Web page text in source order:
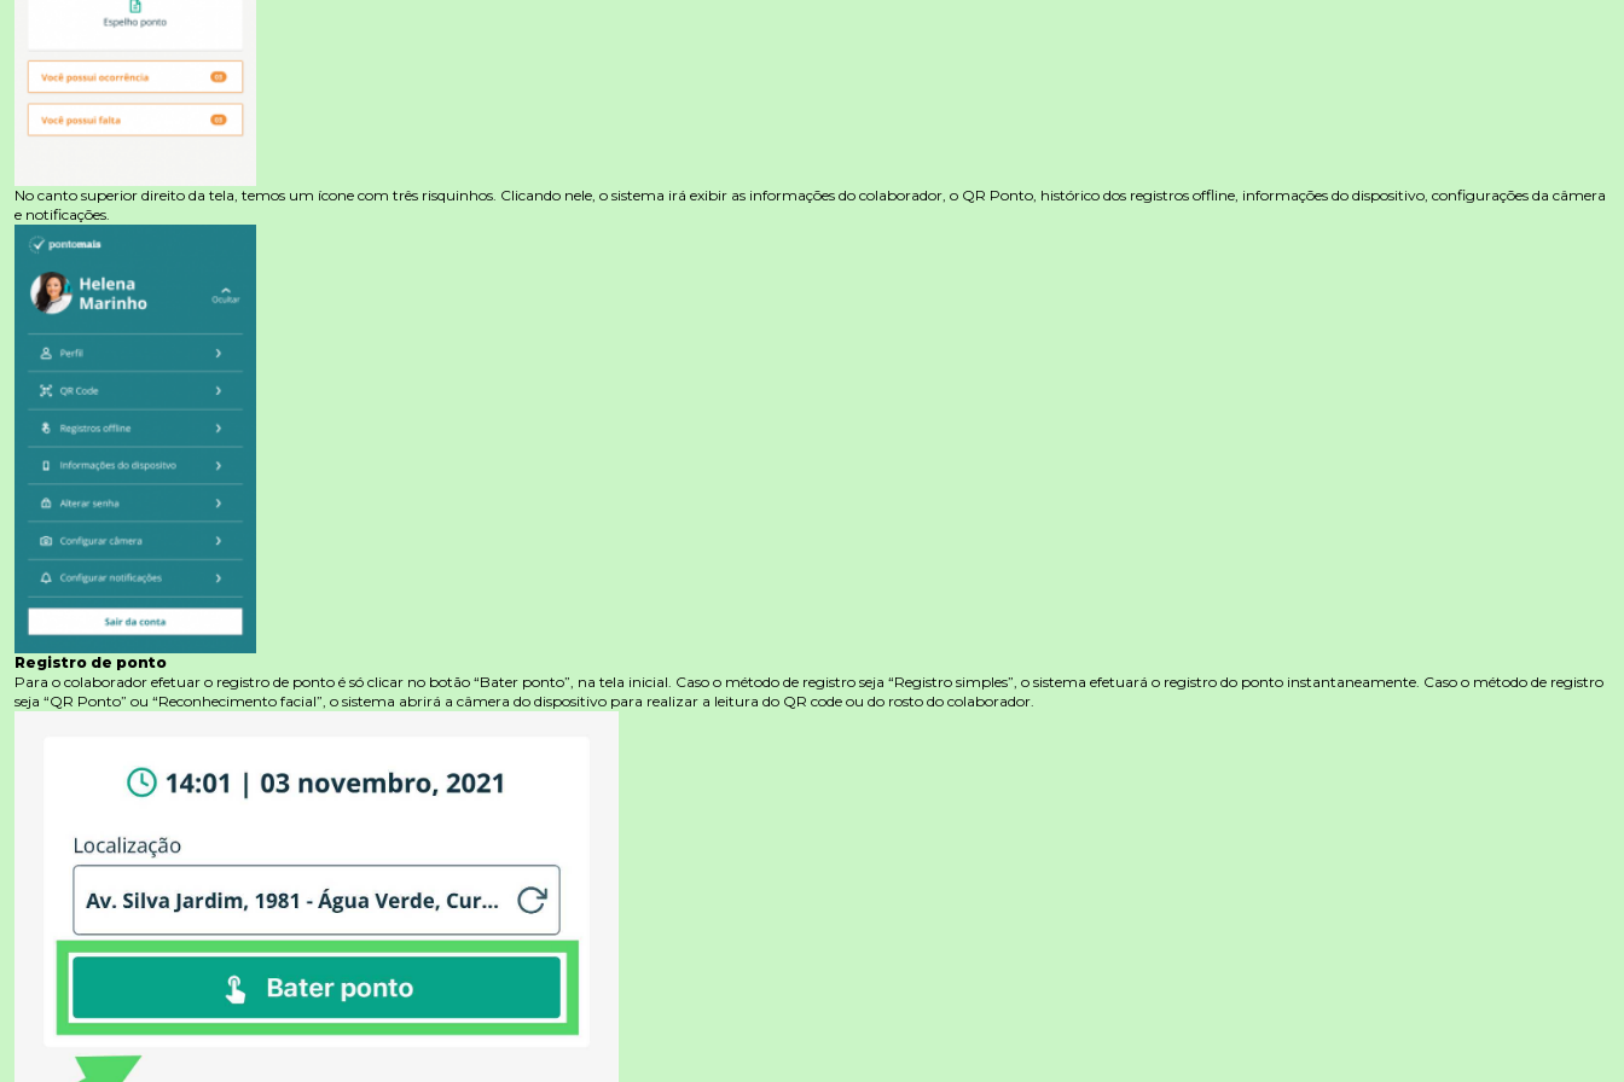
No canto superior direito da tela, temos um ícone com três risquinhos. Clicando nele, o sistema irá exibir as informações do colaborador, o QR Ponto, histórico dos registros offline, informações do dispositivo, configurações da câmera
e notificações.
Registro de ponto
Para o colaborador efetuar o registro de ponto é só clicar no botão “Bater ponto”, na tela inicial. Caso o método de registro seja “Registro simples”, o sistema efetuará o registro do ponto instantaneamente. Caso o método de registro
seja “QR Ponto” ou “Reconhecimento facial”, o sistema abrirá a câmera do dispositivo para realizar a leitura do QR code ou do rosto do colaborador.